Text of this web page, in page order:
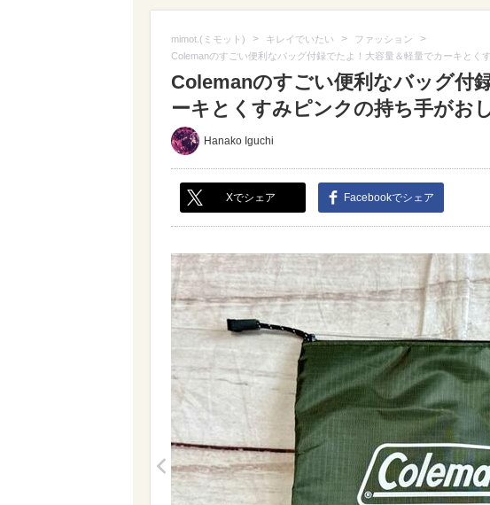
mimot.(ミモット) > キレイでいたい > ファッション >
Colemanのすごい便利なバッグ付録でたよ！大容量＆軽量でカーキとく
Colemanのすごい便利なバッグ付
ーキとくすみピンクの持ち手がお
Hanako Iguchi
Xでシェア Facebookでシェア